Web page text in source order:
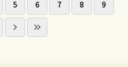
5 6 7 8 9